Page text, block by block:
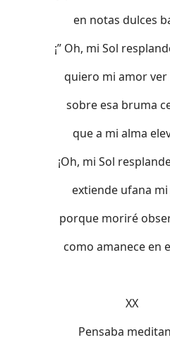
en notas dulces
¡” Oh, mi Sol
quiero mi amor ver
sobre esa bruma
que a mi alma
¡Oh, mi Sol
extiende ufana mi
porque moriré
como amanece en
XX
Pensaba